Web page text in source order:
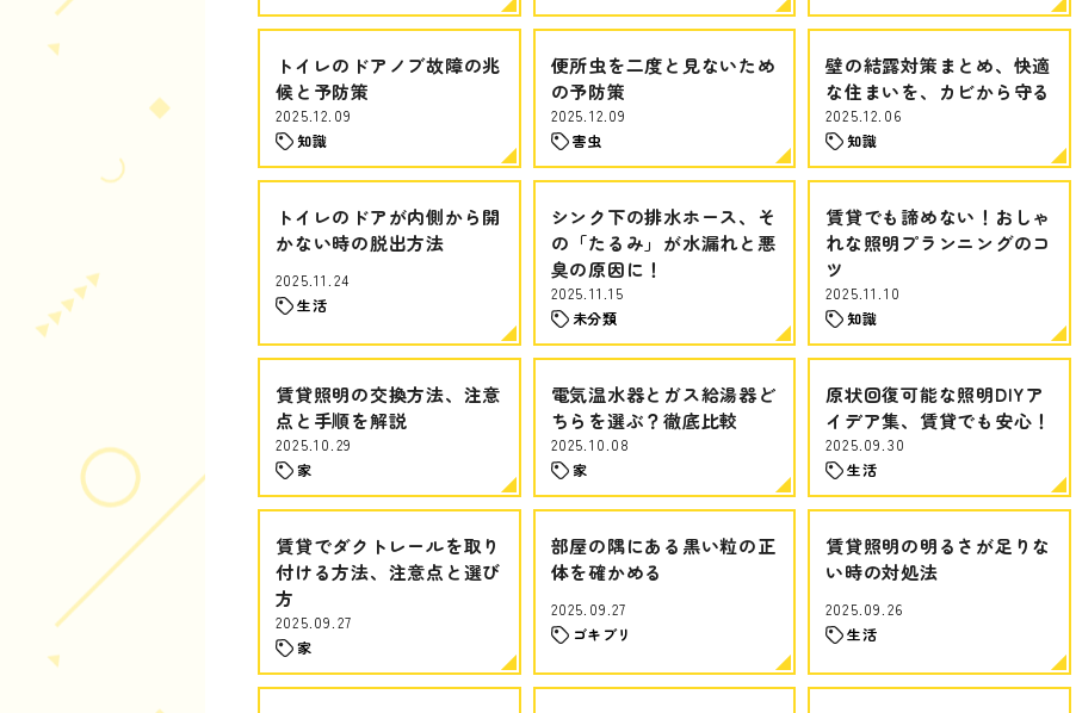
トイレのドアノブ故障の兆
候と予防策
2025.12.09
知識
便所虫を二度と見ないため
の予防策
2025.12.09
害虫
壁の結露対策まとめ、快適
な住まいを、カビから守る
2025.12.06
知識
トイレのドアが内側から開
かない時の脱出方法
2025.11.24
生活
シンク下の排水ホース、そ
の「たるみ」が水漏れと悪
臭の原因に！
2025.11.15
未分類
賃貸でも諦めない！おしゃ
れな照明プランニングのコ
ツ
2025.11.10
知識
賃貸照明の交換方法、注意
点と手順を解説
2025.10.29
家
電気温水器とガス給湯器ど
ちらを選ぶ？徹底比較
2025.10.08
家
原状回復可能な照明DIYア
イデア集、賃貸でも安心！
2025.09.30
生活
賃貸でダクトレールを取り
付ける方法、注意点と選び
方
2025.09.27
家
部屋の隅にある黒い粒の正
体を確かめる
2025.09.27
ゴキブリ
賃貸照明の明るさが足りな
い時の対処法
2025.09.26
生活